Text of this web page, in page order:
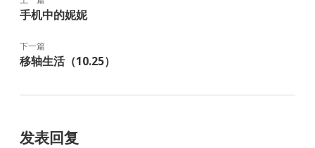
手机中的妮妮
下一篇
移轴生活（10.25）
发表回复